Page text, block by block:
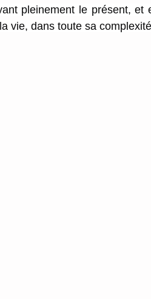
pleinement le présent, et
vie, dans toute sa